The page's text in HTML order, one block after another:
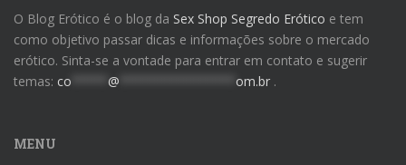
O Blog Erótico é o blog da Sex Shop Segredo Erótico e tem
como objetivo passar dicas e informações sobre o mercado
erótico. Sinta-se a vontade para entrar em contato e sugerir
temas: co @ om.br .
MENU